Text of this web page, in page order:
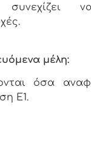
συνεχίζει
μέλη:
όσα
Ε1.